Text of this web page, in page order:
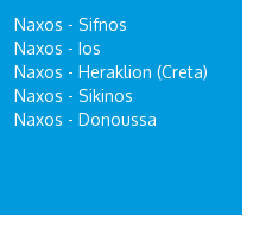
Naxos - Sifnos
Naxos - Ios
Naxos - Heraklion (Creta)
Naxos - Sikinos
Naxos - Donoussa